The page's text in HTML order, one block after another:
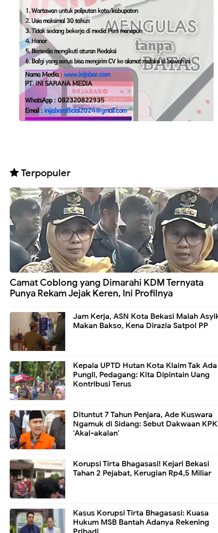
Terpopuler
Camat Coblong yang Dimarahi KDM Ternyata
Punya Rekam Jejak Keren, Ini Profilnya
Jam Kerja, ASN Kota Bekasi Malah
Makan Bakso, Kena Dirazia Satpol PP
Kepala UPTD Hutan Kota Klaim Tak Ada
Pungli, Pedagang: Kita Dipintain Uang
Kontribusi Terus
Dituntut 7 Tahun Penjara, Ade Kuswara
Ngamuk di Sidang: Sebut Dakwaan KPK
'Akal-akalan'
Korupsi Tirta Bhagasasi! Kejari Bekasi
Tahan 2 Pejabat, Kerugian Rp4,5 Miliar
Kasus Korupsi Tirta Bhagasasi: Kuasa
Hukum MSB Bantah Adanya Rekening